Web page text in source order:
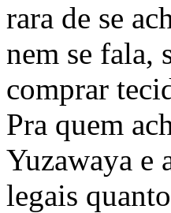
rara de se
nem se fala,
comprar
Pra quem
Yuzawaya e
legais